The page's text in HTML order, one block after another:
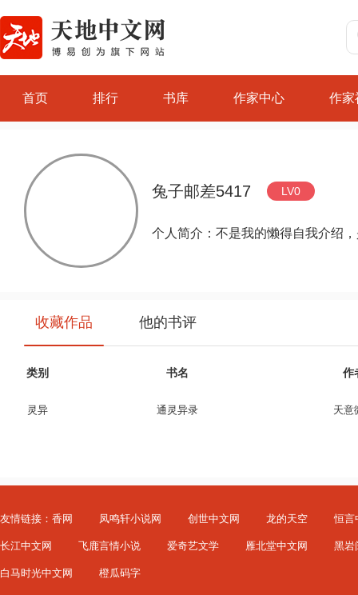
首页 排行 书库 作家中心 作家
兔子邮差5417 LV0
个人简介：不是我的懒得自我介绍
收藏作品 他的书评
类别 书名 作
灵异 通灵异录 天意
友情链接： 香网 凤鸣轩小说网 创世中文网 龙的天空 恒言
长江中文网 飞鹿言情小说 爱奇艺文学 雁北堂中文网 黑岩
白马时光中文网 橙瓜码字